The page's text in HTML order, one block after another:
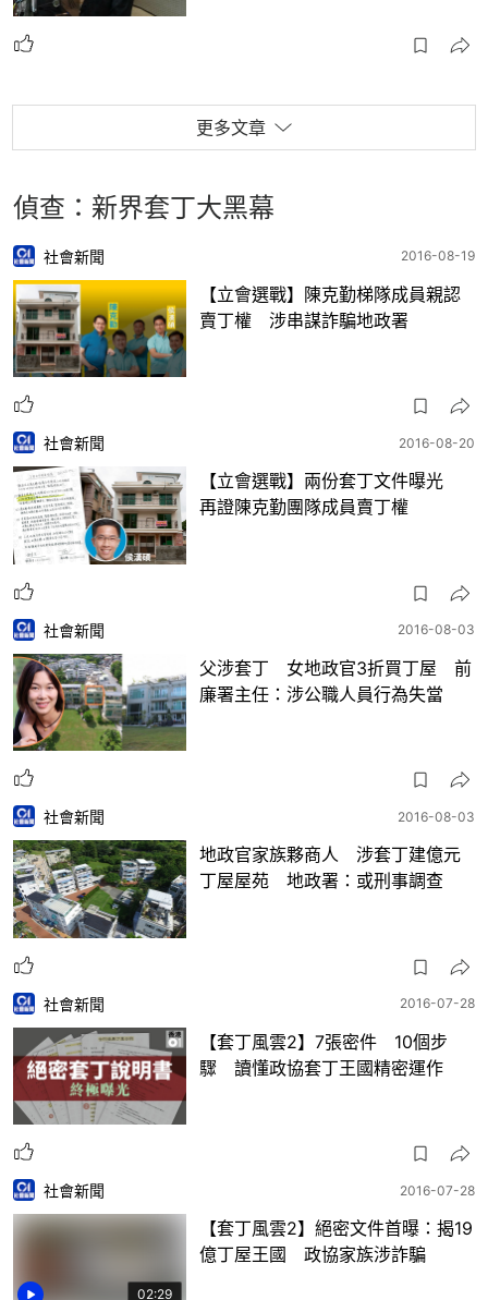
更多文章
偵查：新界套丁大黑幕
社會新聞 2016-08-19
【立會選戰】陳克勤梯隊成員親認
賣丁權 涉串謀詐騙地政署
社會新聞 2016-08-20
【立會選戰】兩份套丁文件曝光
再證陳克勤團隊成員賣丁權
社會新聞 2016-08-03
父涉套丁 女地政官3折買丁屋 前
廉署主任：涉公職人員行為失當
社會新聞 2016-08-03
地政官家族夥商人 涉套丁建億元
丁屋屋苑 地政署：或刑事調查
社會新聞 2016-07-28
【套丁風雲2】7張密件 10個步
驟 讀懂政協套丁王國精密運作
02:29
社會新聞 2016-07-28
【套丁風雲2】絕密文件首曝：揭19
億丁屋王國 政協家族涉詐騙